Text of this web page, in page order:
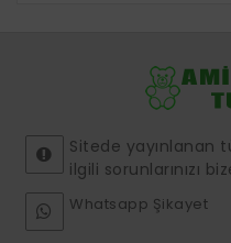
Sitede yayınlanan
ilgili sorunlarınızı
Whatsapp Şikayet